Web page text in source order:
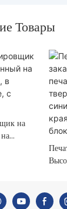
Товары
на